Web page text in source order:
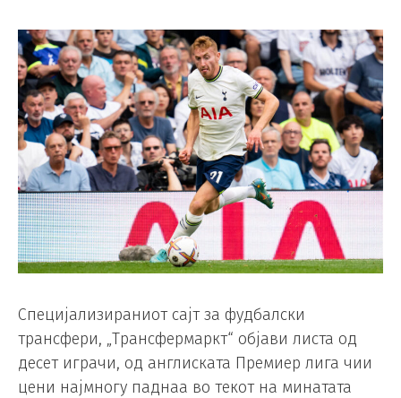
Специјализираниот сајт за фудбалски
трансфери, „Трансфермаркт“ објави листа од
десет играчи, од англиската Премиер лига чии
цени најмногу паднаа во текот на минатата